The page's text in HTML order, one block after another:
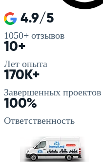
4.9/5
1050+ отзывов
10+
Лет опыта
170K+
Завершенных проектов
100%
Ответственность